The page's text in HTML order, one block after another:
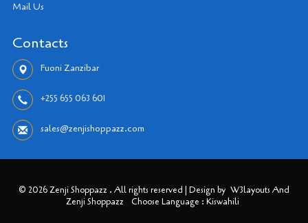
Mail Us
Contacts
Fuoni Zanzibar
+255 655 063 601
sales@zenjishoppazz.com
© 2026 Zenji Shoppazz . All rights reserved | Design by W3layouts And
Zenji Shoppazz
Choose Language : Kiswahili